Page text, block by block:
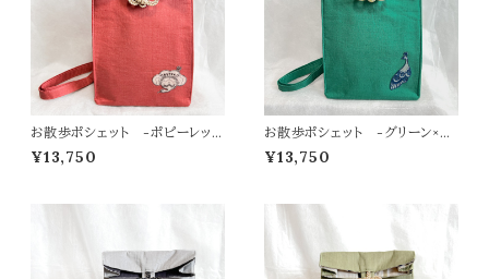
お散歩ポシェット -ポピーレッド
×梅鶴-
¥13,750
お散歩ポシェット -グリーン×孔
雀-
¥13,750